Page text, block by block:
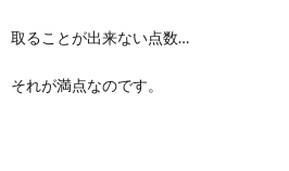
取ることが出来ない点数…
それが満点なのです。